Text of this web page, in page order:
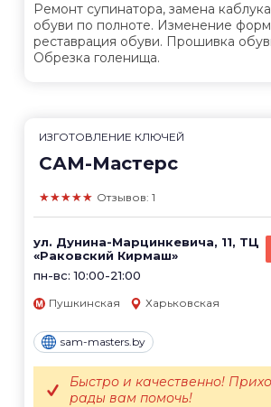
Ремонт супинатора, замена
обуви по полноте. Изменение
реставрация обуви. Прошивка
Обрезка голенища.
ИЗГОТОВЛЕНИЕ КЛЮЧЕЙ
САМ-Мастерс
★★★★★ Отзывов: 1
ул. Дунина-Марцинкевича, 11, ТЦ
«Раковский Кирмаш»
пн-вс: 10:00-21:00
Пушкинская Харьковская
sam-masters.by
Быстро и качественно!
рады вам помочь!